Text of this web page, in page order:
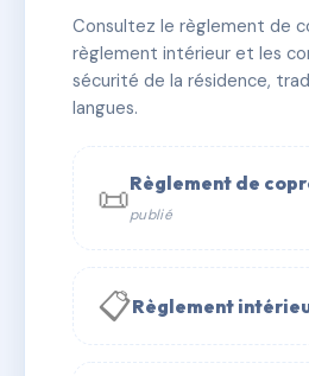
✓ Immatriculée 🏠 27 lots
📞 Contacter Syndic Digital
Consultez le règlement de
règlement intérieur et les
sécurité de la résidence,
langues.
📜Règlement de
publié
📋Règlement